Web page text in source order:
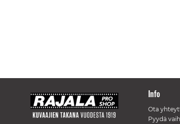
Info
Ota
Pyydä